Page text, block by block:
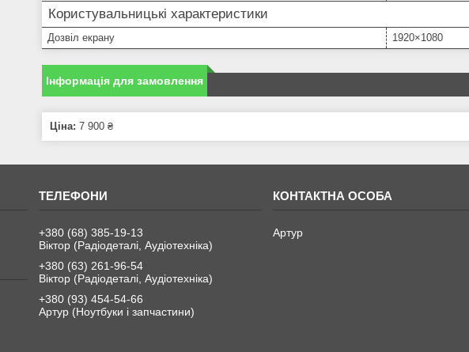
Користувальницькі характеристики
Дозвіл екрану 1920×1080
Інформація для замовлення
Ціна: 7 900 ₴
+380 (68) 385-19-13
Віктор (Радіодеталі, Аудіотехніка)
+380 (63) 261-96-54
Віктор (Радіодеталі, Аудіотехніка)
+380 (93) 454-54-66
Артур (Ноутбуки і запчастини)
Артур